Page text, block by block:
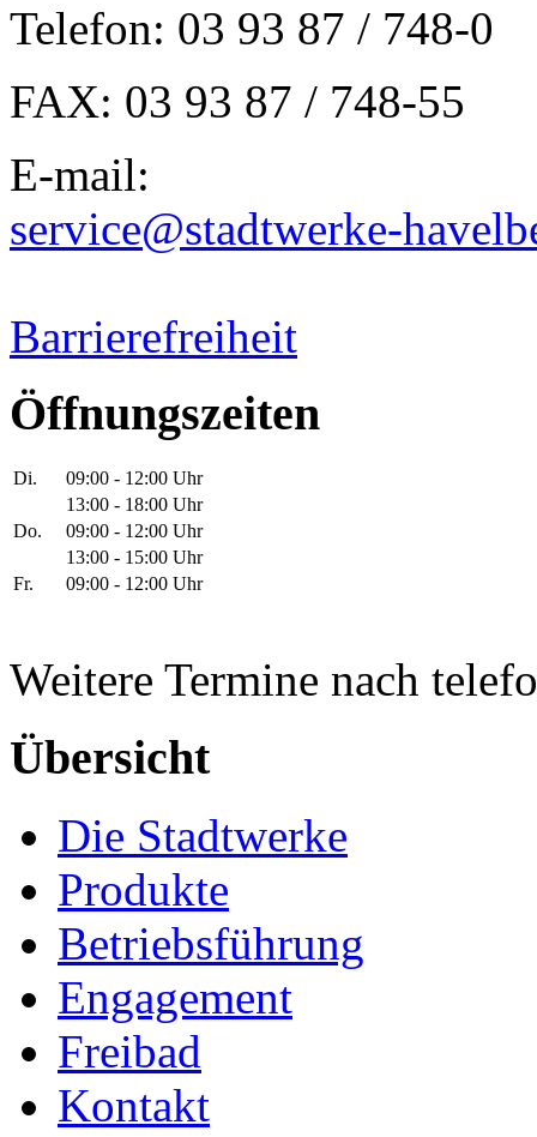
Telefon: 03 93 87 / 748-0
FAX: 03 93 87 / 748-55
E-mail:
service@stadtwerke-
Barrierefreiheit
Öffnungszeiten
Di.
09:00 - 12:00 Uhr
13:00 - 18:00 Uhr
Do.
09:00 - 12:00 Uhr
13:00 - 15:00 Uhr
Fr.
09:00 - 12:00 Uhr
Weitere Termine nach
Übersicht
Die Stadtwerke
Produkte
Betriebsführung
Engagement
Freibad
Kontakt